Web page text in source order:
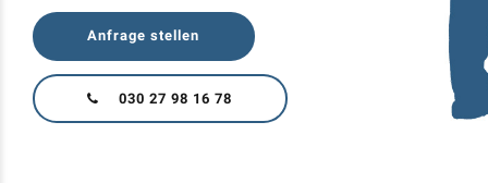
Anfrage stellen
030 27 98 16 78